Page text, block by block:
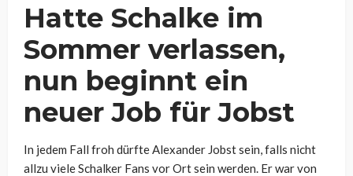
Hatte Schalke im
Sommer verlassen,
nun beginnt ein
neuer Job für Jobst
In jedem Fall froh dürfte Alexander Jobst sein, falls nicht
allzu viele Schalker Fans vor Ort sein werden. Er war von